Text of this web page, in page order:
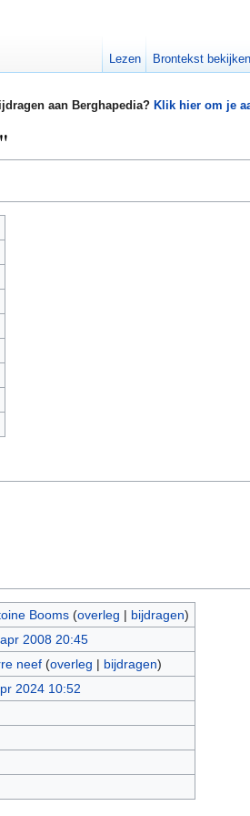
aan Berghapedia? Klik hier om je
Booms (overleg | bijdragen)
2008 20:45
neef (overleg | bijdragen)
2024 10:52
Lezen Brontekst bekijken